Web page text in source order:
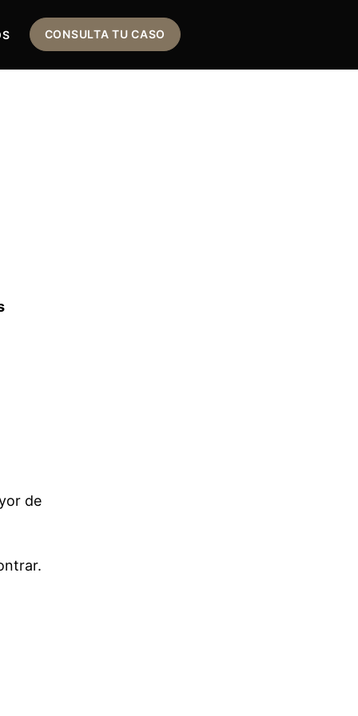
CONSULTA TU CASO
de